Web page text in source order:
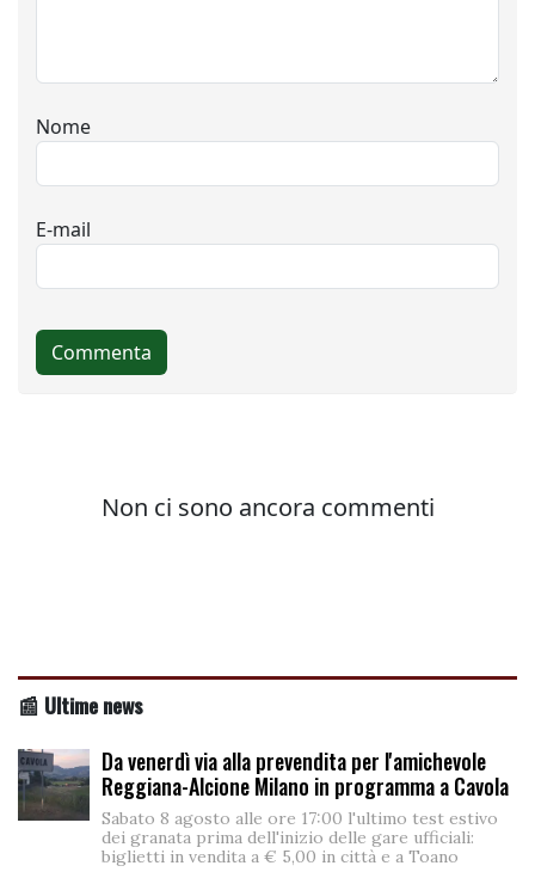
📰 Ultime news
Da venerdì via alla prevendita per l'amichevole
Reggiana-Alcione Milano in programma a Cavola
Sabato 8 agosto alle ore 17:00 l'ultimo test estivo
dei granata prima dell'inizio delle gare ufficiali:
biglietti in vendita a € 5,00 in città e a Toano